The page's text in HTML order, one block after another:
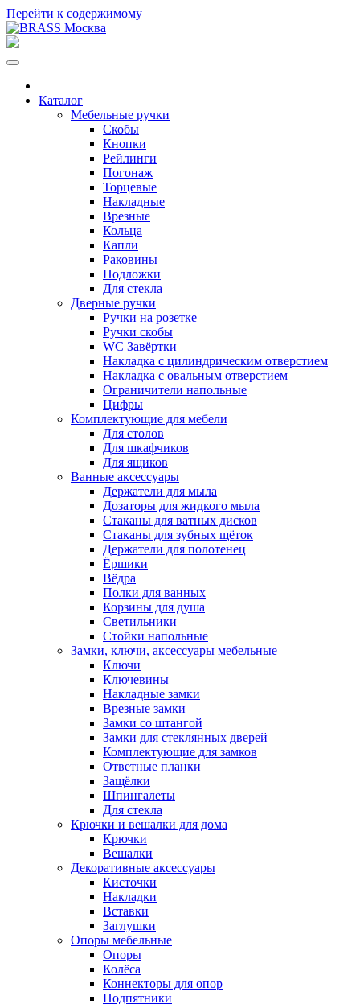
Перейти к содержимому
Каталог
Мебельные ручки
Скобы
Кнопки
Рейлинги
Погонаж
Торцевые
Накладные
Врезные
Кольца
Капли
Раковины
Подложки
Для стекла
Дверные ручки
Ручки на розетке
Ручки скобы
WC Завёртки
Накладка с цилиндрическим отверстием
Накладка с овальным отверстием
Ограничители напольные
Цифры
Комплектующие для мебели
Для столов
Для шкафчиков
Для ящиков
Ванные аксессуары
Держатели для мыла
Дозаторы для жидкого мыла
Стаканы для ватных дисков
Стаканы для зубных щёток
Держатели для полотенец
Ёршики
Вёдра
Полки для ванных
Корзины для душа
Светильники
Стойки напольные
Замки, ключи, аксессуары мебельные
Ключи
Ключевины
Накладные замки
Врезные замки
Замки со штангой
Замки для стеклянных дверей
Комплектующие для замков
Ответные планки
Защёлки
Шпингалеты
Для стекла
Крючки и вешалки для дома
Крючки
Вешалки
Декоративные аксессуары
Кисточки
Накладки
Вставки
Заглушки
Опоры мебельные
Опоры
Колёса
Коннекторы для опор
Подпятники